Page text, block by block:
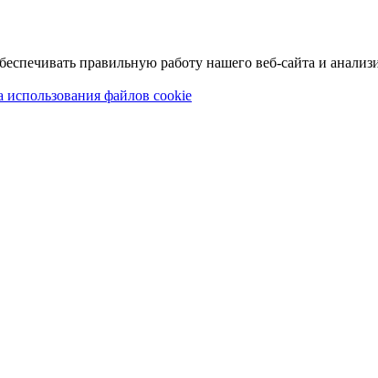
правильную работу нашего веб-сайта и
использования файлов cookie